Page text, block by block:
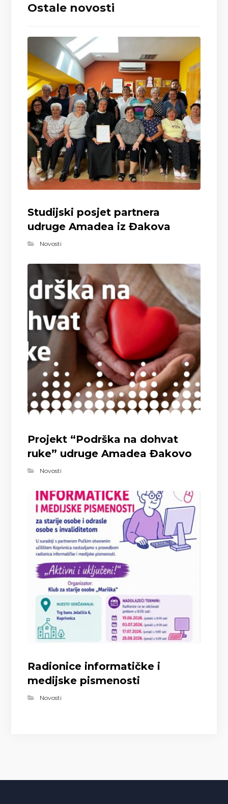
Ostale novosti
Studijski posjet partnera
udruge Amadea iz Đakova
Novosti
Projekt “Podrška na dohvat
ruke” udruge Amadea Đakovo
Novosti
Radionice informatičke i
medijske pismenosti
Novosti